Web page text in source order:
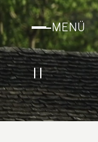
MENÜ
Play/Pause